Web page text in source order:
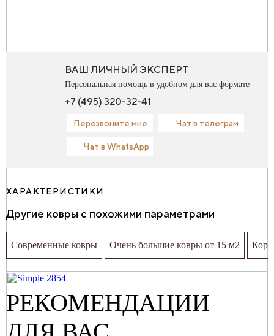
ВАШ ЛИЧНЫЙ ЭКСПЕРТ
Персональная помощь в удобном для вас формате
+7 (495) 320-32-41
Перезвоните мне Чат в телеграм
Чат в WhatsApp
ХАРАКТЕРИСТИКИ
Другие ковры с похожими параметрами
Современные ковры Очень большие ковры от 15 м2
РЕКОМЕНДАЦИИ